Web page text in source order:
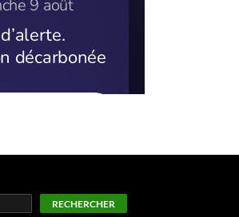
RECHERCHER